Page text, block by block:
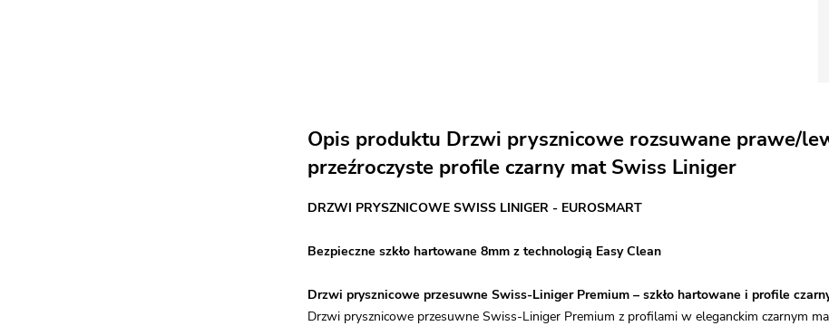
Opis produktu Drzwi prysznicowe rozsuwane prawe/
przeźroczyste profile czarny mat Swiss Liniger
DRZWI PRYSZNICOWE SWISS LINIGER - EUROSMART
Bezpieczne szkło hartowane 8mm z technologią Easy Clean
Drzwi prysznicowe przesuwne Swiss-Liniger Premium – szkło hartowane i profile
Drzwi prysznicowe przesuwne Swiss-Liniger Premium z profilami w eleganckim czarnym